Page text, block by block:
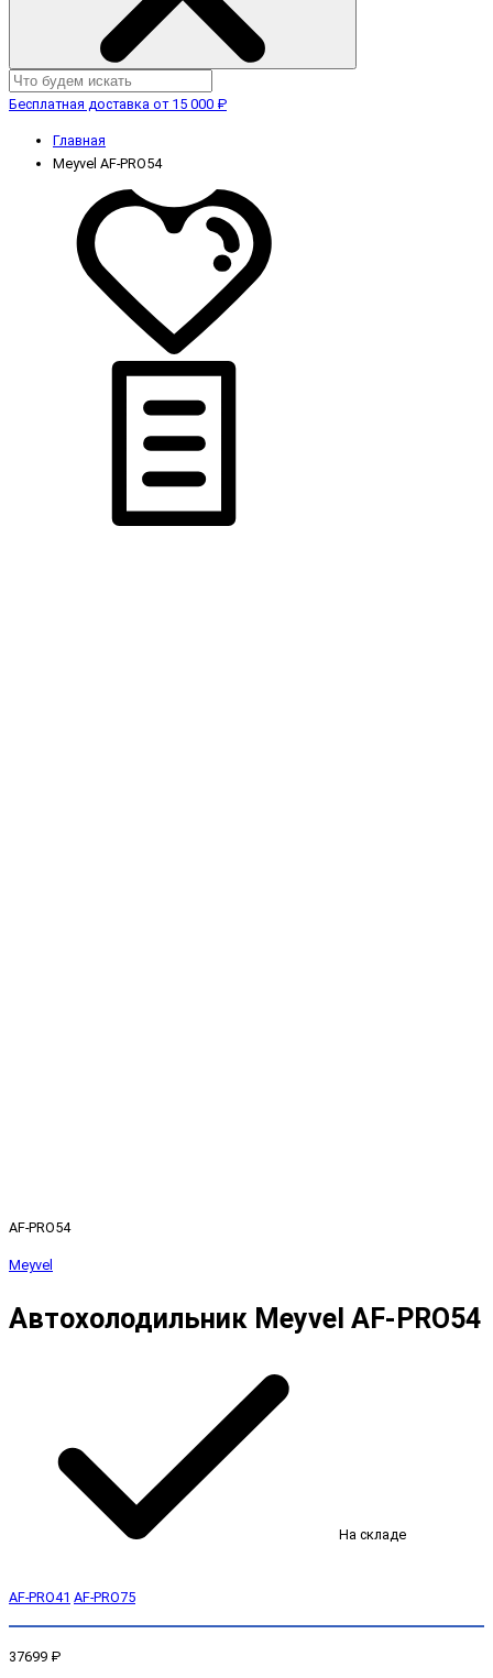
Бесплатная доставка от 15 000 ₽
Главная
Meyvel AF-PRO54
AF-PRO54
Meyvel
Автохолодильник Meyvel AF-PRO54
На складе
AF-PRO41 AF-PRO75
37699 ₽